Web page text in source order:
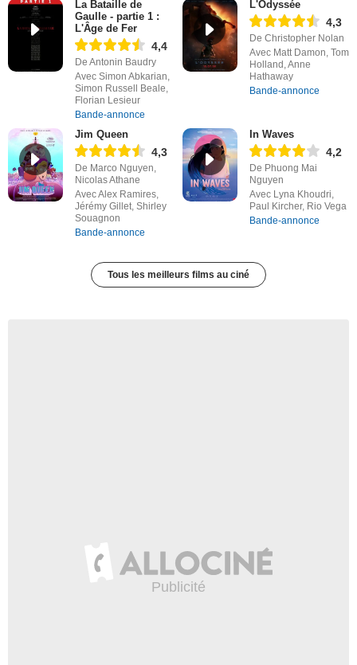
La Bataille de
Gaulle - partie 1 :
L'Âge de Fer
4,4
De Antonin Baudry
Avec Simon Abkarian,
Simon Russell Beale,
Florian Lesieur
Bande-annonce
L'Odyssée
4,3
De Christopher Nolan
Avec Matt Damon, Tom
Holland, Anne
Hathaway
Bande-annonce
Jim Queen
4,3
De Marco Nguyen,
Nicolas Athane
Avec Alex Ramires,
Jérémy Gillet, Shirley
Souagnon
Bande-annonce
In Waves
4,2
De Phuong Mai
Nguyen
Avec Lyna Khoudri,
Paul Kircher, Rio Vega
Bande-annonce
Tous les meilleurs films au ciné